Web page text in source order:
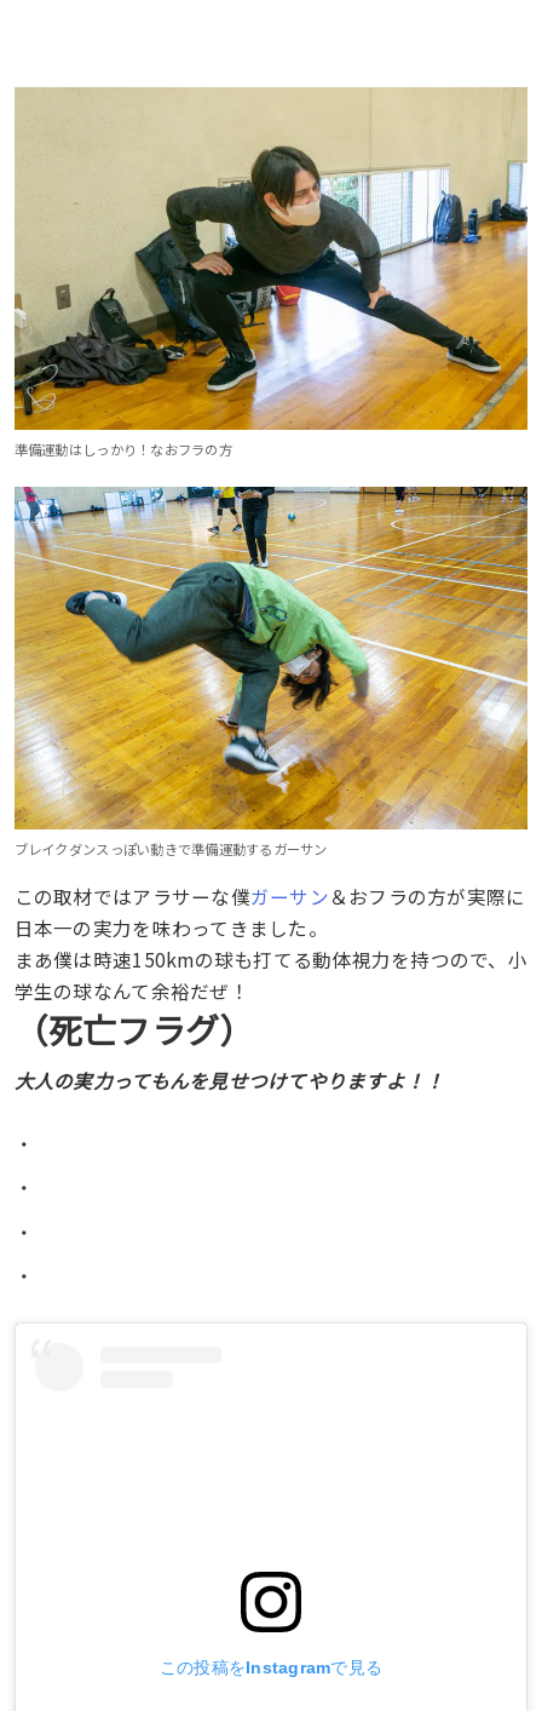
準備運動はしっかり！なおフラの方
ブレイクダンスっぽい動きで準備運動するガーサン
この取材ではアラサーな僕ガーサン＆おフラの方が実際に
日本一の実力を味わってきました。
まあ僕は時速150kmの球も打てる動体視力を持つので、小
学生の球なんて余裕だぜ！
（死亡フラグ）
大人の実力ってもんを見せつけてやりますよ！！
・
・
・
・
この投稿をInstagramで見る